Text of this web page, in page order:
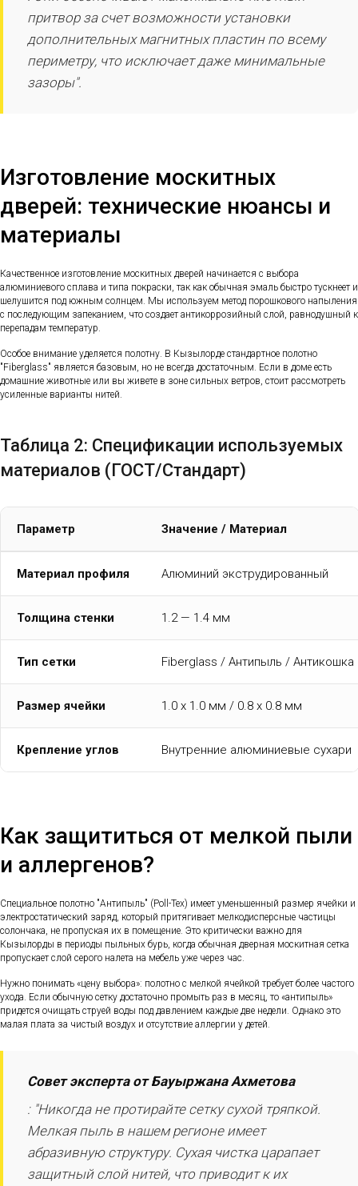
притвор за счет возможности установки
дополнительных магнитных пластин по всему
периметру, что исключает даже минимальные
зазоры".
Изготовление москитных
дверей: технические нюансы и
материалы
Качественное изготовление москитных дверей начинается с выбора
алюминиевого сплава и типа покраски, так как обычная эмаль быстро тускнеет и
шелушится под южным солнцем. Мы используем метод порошкового напыления
с последующим запеканием, что создает антикоррозийный слой, равнодушный к
перепадам температур.
Особое внимание уделяется полотну. В Кызылорде стандартное полотно
"Fiberglass" является базовым, но не всегда достаточным. Если в доме есть
домашние животные или вы живете в зоне сильных ветров, стоит рассмотреть
усиленные варианты нитей.
Таблица 2: Спецификации используемых
материалов (ГОСТ/Стандарт)
Параметр Значение / Материал
Материал профиля Алюминий экструдированный
Толщина стенки 1.2 — 1.4 мм
Тип сетки Fiberglass / Антипыль / Антикошка
Размер ячейки 1.0 х 1.0 мм / 0.8 х 0.8 мм
Крепление углов Внутренние алюминиевые сухари
Как защититься от мелкой пыли
и аллергенов?
Специальное полотно "Антипыль" (Poll-Tex) имеет уменьшенный размер ячейки и
электростатический заряд, который притягивает мелкодисперсные частицы
солончака, не пропуская их в помещение. Это критически важно для
Кызылорды в периоды пыльных бурь, когда обычная дверная москитная сетка
пропускает слой серого налета на мебель уже через час.
Нужно понимать «цену выбора»: полотно с мелкой ячейкой требует более частого
ухода. Если обычную сетку достаточно промыть раз в месяц, то «антипыль»
придется очищать струей воды под давлением каждые две недели. Однако это
малая плата за чистый воздух и отсутствие аллергии у детей.
Совет эксперта от Бауыржана Ахметова
: "Никогда не протирайте сетку сухой тряпкой.
Мелкая пыль в нашем регионе имеет
абразивную структуру. Сухая чистка царапает
защитный слой нитей, что приводит к их